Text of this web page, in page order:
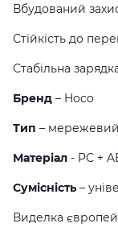
Вбудований
Стійкість до
Стабільна
Бренд – Hoco
Тип –
Матеріал - PC +
Сумісність –
Виделка